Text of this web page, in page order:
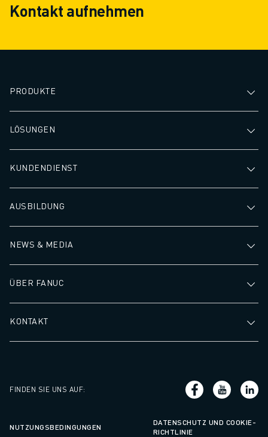
Kontakt aufnehmen
PRODUKTE
LÖSUNGEN
KUNDENDIENST
AUSBILDUNG
NEWS & MEDIA
ÜBER FANUC
KONTAKT
FINDEN SIE UNS AUF:
NUTZUNGSBEDINGUNGEN
DATENSCHUTZ UND COOKIE-
RICHTLINIE